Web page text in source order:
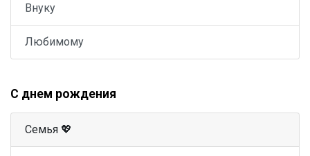
Внуку
Любимому
С днем рождения
Семья 💖